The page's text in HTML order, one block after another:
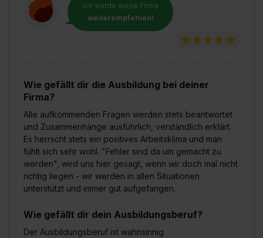
Ich würde diese Firma
weiterempfehlen!
Wie gefällt dir die Ausbildung bei deiner
Firma?
Alle aufkommenden Fragen werden stets beantwortet
und Zusammenhänge ausführlich, verständlich erklärt.
Es herrscht stets ein positives Arbeitsklima und man
fühlt sich sehr wohl. "Fehler sind da um gemacht zu
werden", wird uns hier gesagt, wenn wir doch mal nicht
richtig liegen - wir werden in allen Situationen
unterstützt und immer gut aufgefangen.
Wie gefällt dir dein Ausbildungsberuf?
Der Ausbildungsberuf ist wahnsinnig